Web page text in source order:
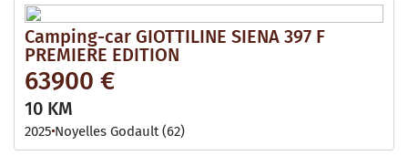
Camping-car GIOTTILINE SIENA 397 F
PREMIERE EDITION
63900 €
10 KM
2025 Noyelles Godault (62)